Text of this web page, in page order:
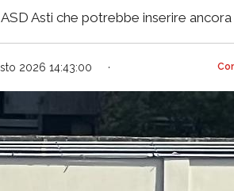
Asti che potrebbe inserire
2026 14:43:00